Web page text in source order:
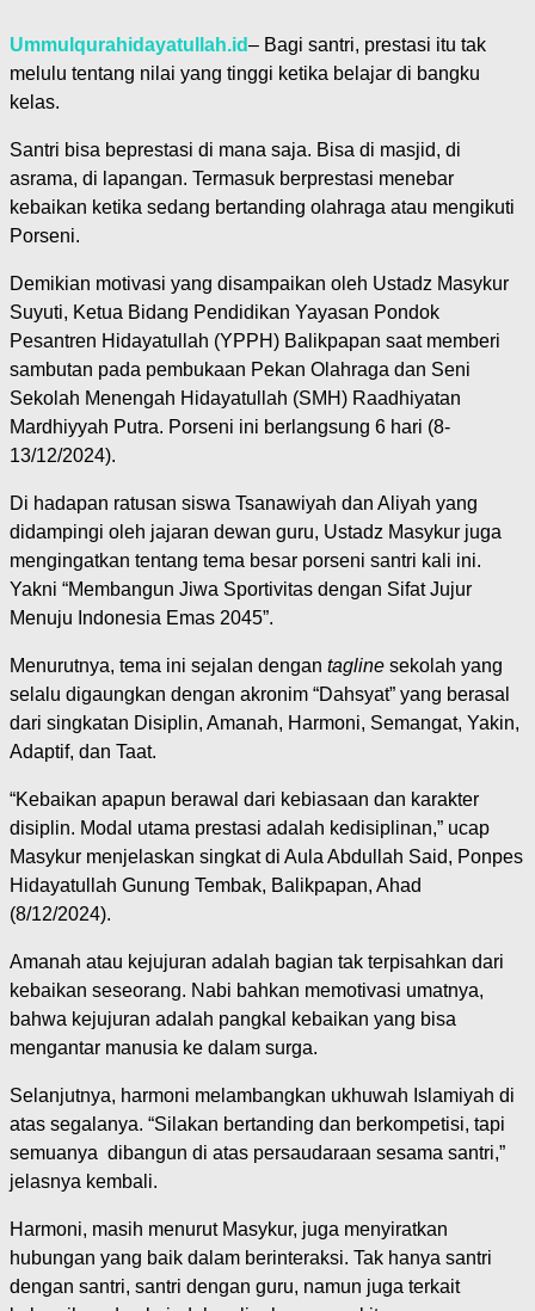
Ummulqurahidayatullah.id– Bagi santri, prestasi itu tak
melulu tentang nilai yang tinggi ketika belajar di bangku
kelas.
Santri bisa beprestasi di mana saja. Bisa di masjid, di
asrama, di lapangan. Termasuk berprestasi menebar
kebaikan ketika sedang bertanding olahraga atau mengikuti
Porseni.
Demikian motivasi yang disampaikan oleh Ustadz Masykur
Suyuti, Ketua Bidang Pendidikan Yayasan Pondok
Pesantren Hidayatullah (YPPH) Balikpapan saat memberi
sambutan pada pembukaan Pekan Olahraga dan Seni
Sekolah Menengah Hidayatullah (SMH) Raadhiyatan
Mardhiyyah Putra. Porseni ini berlangsung 6 hari (8-
13/12/2024).
Di hadapan ratusan siswa Tsanawiyah dan Aliyah yang
didampingi oleh jajaran dewan guru, Ustadz Masykur juga
mengingatkan tentang tema besar porseni santri kali ini.
Yakni “Membangun Jiwa Sportivitas dengan Sifat Jujur
Menuju Indonesia Emas 2045”.
Menurutnya, tema ini sejalan dengan tagline sekolah yang
selalu digaungkan dengan akronim “Dahsyat” yang berasal
dari singkatan Disiplin, Amanah, Harmoni, Semangat, Yakin,
Adaptif, dan Taat.
“Kebaikan apapun berawal dari kebiasaan dan karakter
disiplin. Modal utama prestasi adalah kedisiplinan,” ucap
Masykur menjelaskan singkat di Aula Abdullah Said, Ponpes
Hidayatullah Gunung Tembak, Balikpapan, Ahad
(8/12/2024).
Amanah atau kejujuran adalah bagian tak terpisahkan dari
kebaikan seseorang. Nabi bahkan memotivasi umatnya,
bahwa kejujuran adalah pangkal kebaikan yang bisa
mengantar manusia ke dalam surga.
Selanjutnya, harmoni melambangkan ukhuwah Islamiyah di
atas segalanya. “Silakan bertanding dan berkompetisi, tapi
semuanya dibangun di atas persaudaraan sesama santri,”
jelasnya kembali.
Harmoni, masih menurut Masykur, juga menyiratkan
hubungan yang baik dalam berinteraksi. Tak hanya santri
dengan santri, santri dengan guru, namun juga terkait